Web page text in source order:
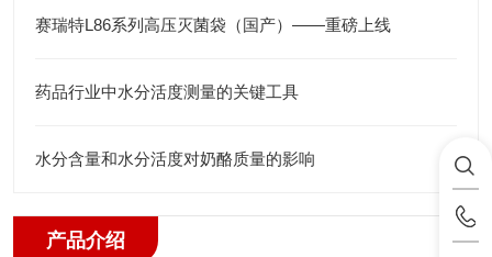
赛瑞特L86系列高压灭菌袋（国产）——重磅上线
药品行业中水分活度测量的关键工具
水分含量和水分活度对奶酪质量的影响
产品介绍